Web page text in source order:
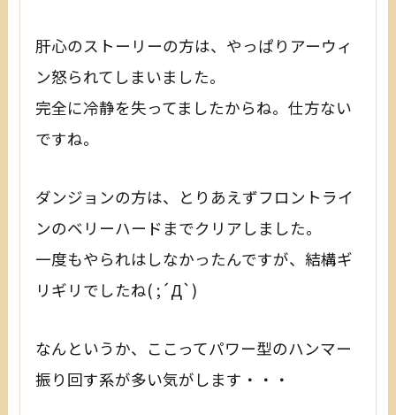
肝心のストーリーの方は、やっぱりアーウィ
ン怒られてしまいました。
完全に冷静を失ってましたからね。仕方ない
ですね。
ダンジョンの方は、とりあえずフロントライ
ンのベリーハードまでクリアしました。
一度もやられはしなかったんですが、結構ギ
リギリでしたね( ;´Д`)
なんというか、ここってパワー型のハンマー
振り回す系が多い気がします・・・